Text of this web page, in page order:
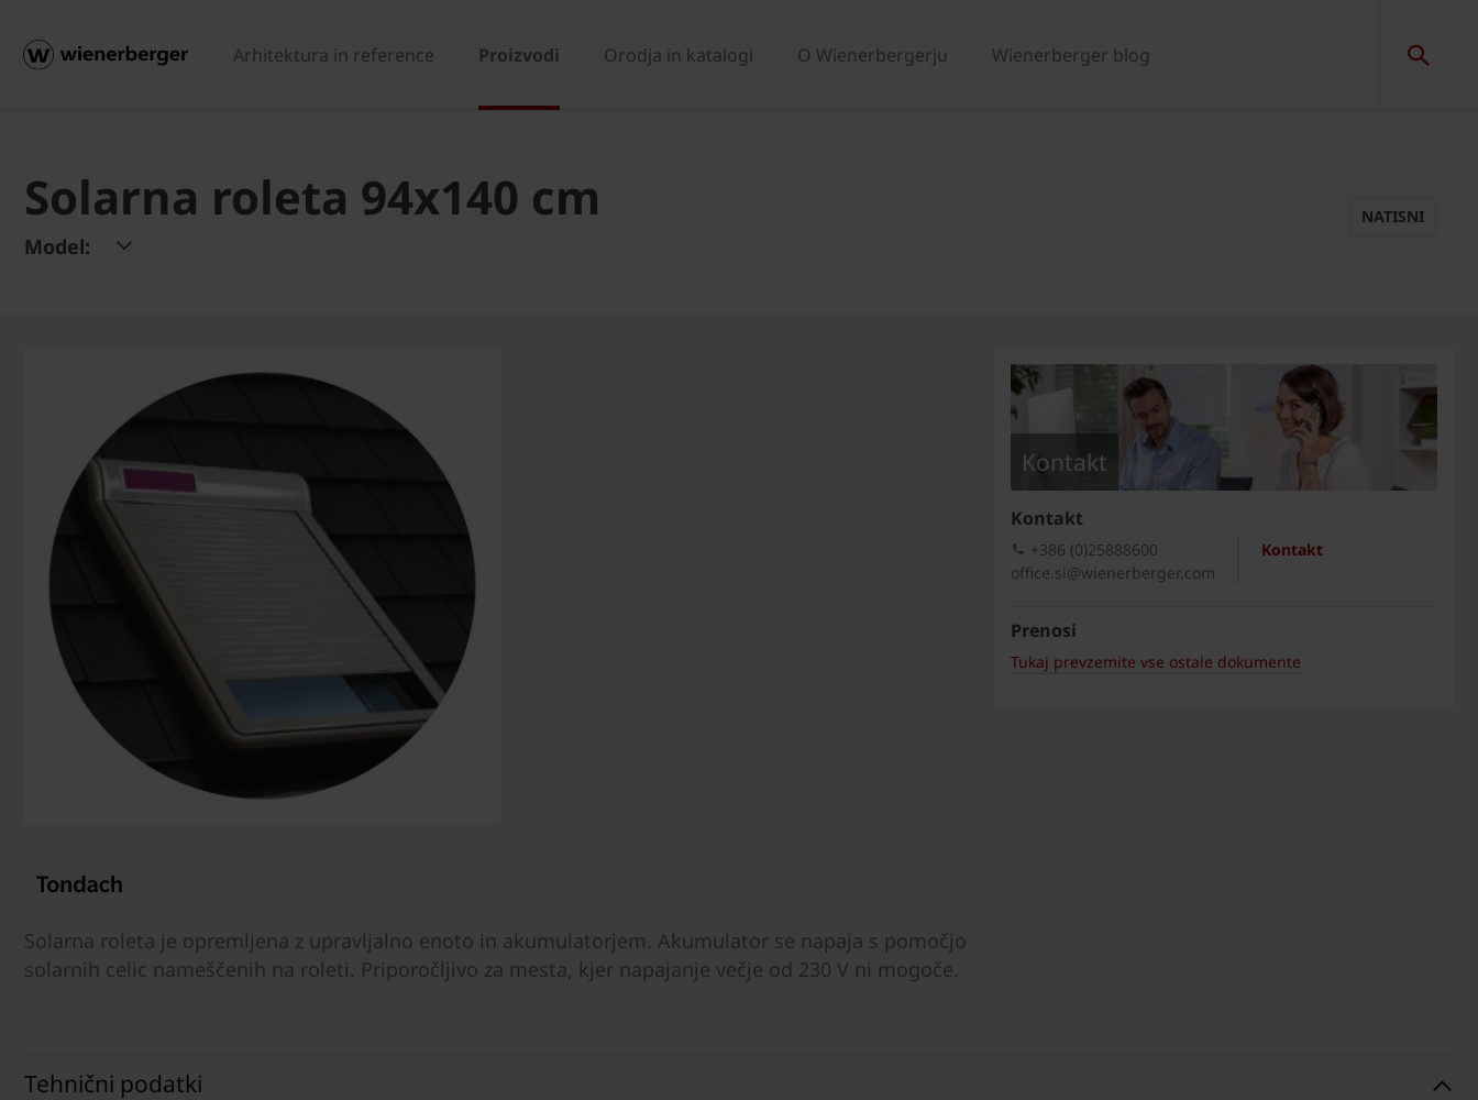
Arhitektura in reference Proizvodi Orodja in katalogi O Wienerbergerju Wienerberger blog
Solarna roleta 94x140 cm
Model:
NATISNI
Solarna roleta je opremljena z upravljalno enoto in akumulatorjem. Akumulator se napaja s pomočjo
solarnih celic nameščenih na roleti. Priporočljivo za mesta, kjer napajanje večje od 230 V ni mogoče.
Kontakt
Kontakt
Kontakt
+386 (0)25888600
office.si@wienerberger.com
Prenosi
Tukaj prevzemite vse ostale dokumente
Tehnični podatki